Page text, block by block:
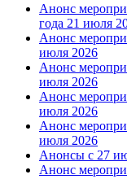
Анонс
года 21 июля
Анонс
июля 2026
Анонс
июля 2026
Анонс
июля 2026
Анонс
июля 2026
Анонсы с 27
Анонс